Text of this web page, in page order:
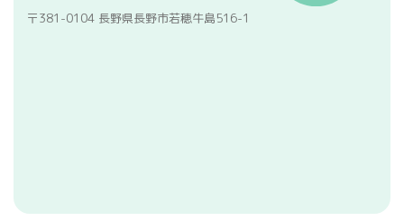
〒381-0104 長野県長野市若穂牛島516-1